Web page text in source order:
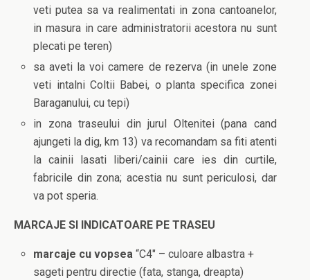
veti putea sa va realimentati in zona cantoanelor,
in masura in care administratorii acestora nu sunt
plecati pe teren)
sa aveti la voi camere de rezerva (in unele zone
veti intalni Coltii Babei, o planta specifica zonei
Baraganului, cu tepi)
in zona traseului din jurul Oltenitei (pana cand
ajungeti la dig, km 13) va recomandam sa fiti atenti
la cainii lasati liberi/cainii care ies din curtile,
fabricile din zona; acestia nu sunt periculosi, dar
va pot speria.
MARCAJE SI INDICATOARE PE TRASEU
marcaje cu vopsea “C4″ – culoare albastra +
sageti pentru directie (fata, stanga, dreapta)